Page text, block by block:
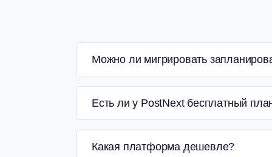
Можно ли мигрировать
Есть ли у PostNext бесплатный
Какая платформа дешевле?